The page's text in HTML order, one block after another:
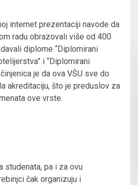
internet prezentaciji navode da
radu obrazovali više od 400
diplome “Diplomirani
i “Diplomirani
je da ova VŠU sve do
akreditaciju, što je preduslov za
ove vrste.
studenata, pa i za ovu
čak organizuju i